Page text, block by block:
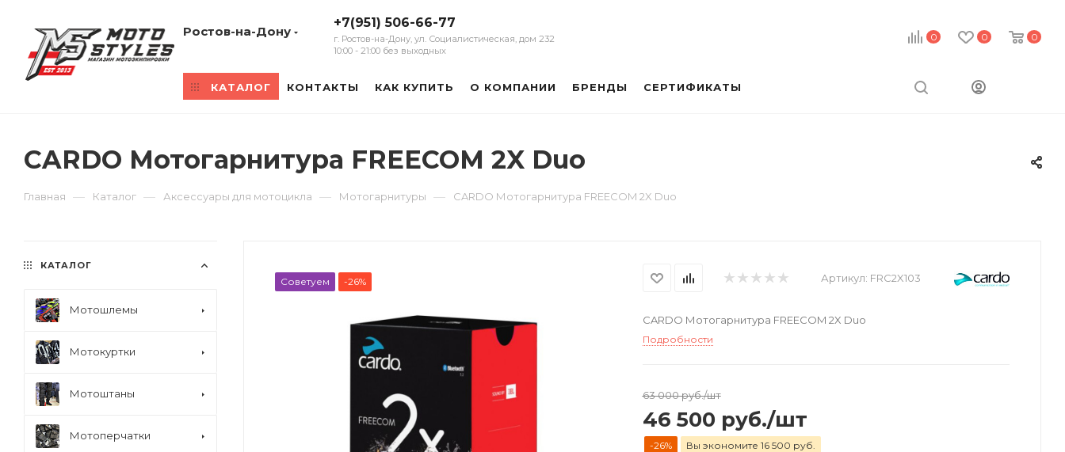
0 0 0
Ростов-на-Дону
+7(951) 506-66-77
г. Ростов-на-Дону, ул. Социалистическая, дом 232
10:00 - 21:00 без выходных
КАТАЛОГ КОНТАКТЫ КАК КУПИТЬ О КОМПАНИИ БРЕНДЫ СЕРТИФИКАТЫ
CARDO Мотогарнитура FREECOM 2X Duo
Главная — Каталог — Аксессуары для мотоцикла — Мотогарнитуры — CARDO Мотогарнитура FREECOM 2X Duo
Советуем -26% Артикул: FRC2X103
CARDO Мотогарнитура FREECOM 2X Duo
Подробности
63 000руб./шт
46 500 руб./шт
-26% Вы экономите 16 500 руб.
КАТАЛОГ
Мотошлемы
Мотокуртки
Мотоштаны
Мотоперчатки